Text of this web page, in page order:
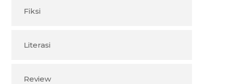
Fiksi
Literasi
Review